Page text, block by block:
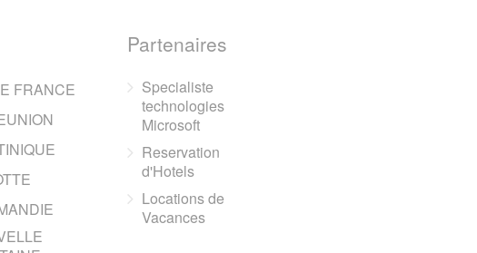
FRANCE
Partenaires
Specialiste
technologies
Microsoft
Reservation
d'Hotels
Locations de
Vacances